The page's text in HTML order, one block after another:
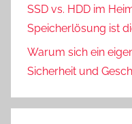
SSD vs. HDD im
Speicherlösung ist
Warum sich ein
Sicherheit und